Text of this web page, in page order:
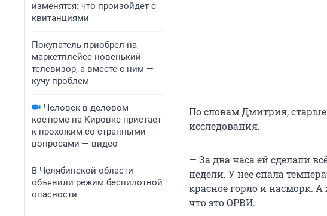
изменятся: что произойдет с
квитанциями
Покупатель приобрел на
маркетплейсе новенький
телевизор, а вместе с ним —
кучу проблем
Человек в деловом
костюме на Кировке пристает
к прохожим со странными
вопросами — видео
В Челябинской области
объявили режим беспилотной
опасности
По словам Дмитрия,
исследования.
— За два часа ей сделали
недели. У нее спала
красное горло и насморк. А
что это ОРВИ.